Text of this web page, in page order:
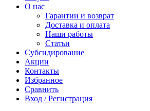
О нас
Гарантии и возврат
Доставка и оплата
Наши работы
Статьи
Субсидирование
Акции
Контакты
Избранное
Сравнить
Вход / Регистрация